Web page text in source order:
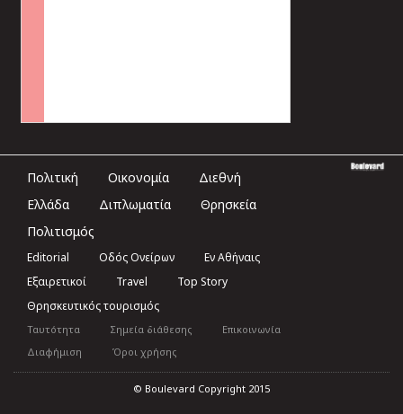
Πολιτική Οικονομία
Διεθνή
Ελλάδα
Διπλωματία
Θρησκεία
Πολιτισμός
Editorial Οδός Ονείρων
Εν Αθήναις
Εξαιρετικοί
Travel
Top Story
Θρησκευτικός τουρισμός
Ταυτότητα Σημεία διάθεσης
Επικοινωνία
Διαφήμιση
Όροι χρήσης
© Boulevard Copyright 2015